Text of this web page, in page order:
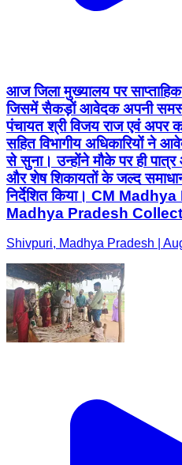
आज जिला मुख्यालय पर
जिसमें सैकड़ों आवेदक अपनी
पंचायत श्री विजय राज एवं अपर
सहित विभागीय अधिकारियों ने
से सुना। उन्होंने मौके पर ही
और शेष शिकायतों के जल्द
निर्देशित किया। CM
Madhya Pradesh
Shivpuri, Madhya Pradesh |